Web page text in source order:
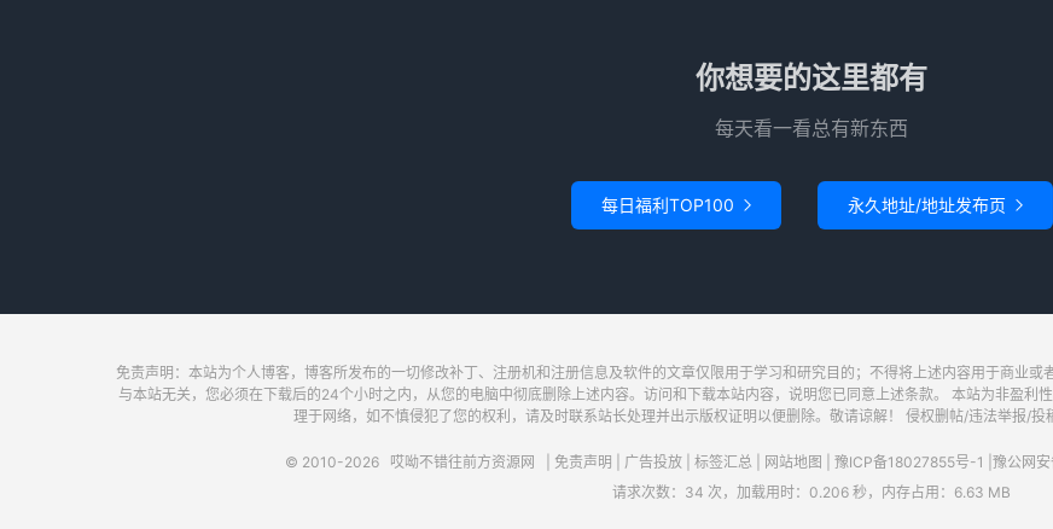
你想要的这里都有
每天看一看总有新东西
每日福利TOP100  永久地址/地址发布页 
免责声明：本站为个人博客，博客所发布的一切修改补丁、注册机和注册信息及软件的文章仅限用于学习和研究目的；不得将上述内容用于商业
与本站无关，您必须在下载后的24个小时之内，从您的电脑中彻底删除上述内容。访问和下载本站内容，说明您已同意上述条款。 本站为非盈利
理于网络，如不慎侵犯了您的权利，请及时联系站长处理并出示版权证明以便删除。敬请谅解！ 侵权删帖/违法举报/
© 2010-2026 哎呦不错往前方资源网 免责声明 广告投放 标签汇总 网站地图 豫ICP备18027855号-1 豫公网
请求次数：34 次，加载用时：0.206 秒，内存占用：6.63 MB